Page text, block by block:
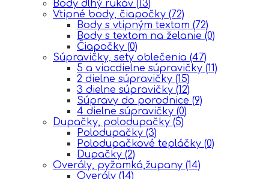
Body dlhý rukáv (13)
Vtipné body, čiapočky (72)
Body s vtipným textom (72)
Body s textom na želanie (0)
Čiapočky (0)
Súpravičky, sety oblečenia (47)
5 a viacdielne súpravičky (11)
2 dielne súpravičky (15)
3 dielne súpravičky (12)
Súpravy do porodnice (9)
4 dielne súpravičky (0)
Dupačky, polodupačky (5)
Polodupačky (3)
Polodupačkové tepláčky (0)
Dupačky (2)
Overály, pyžamká,župany (14)
Overály (14)